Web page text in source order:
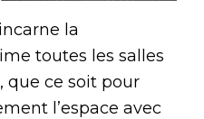
la
toutes les salles
que ce soit pour
l’espace avec